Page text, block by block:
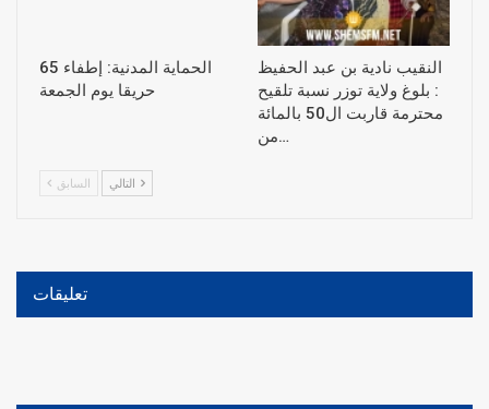
الحماية المدنية: إطفاء 65
حريقا يوم الجمعة
النقيب نادية بن عبد الحفيظ
: بلوغ ولاية توزر نسبة تلقيح
محترمة قاربت ال50 بالمائة
من…
السابق
تعليقات